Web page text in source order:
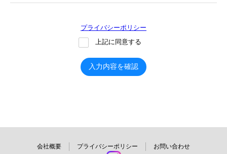
プライバシーポリシー
上記に同意する
入力内容を確認
会社概要 プライバシーポリシー お問い合わせ